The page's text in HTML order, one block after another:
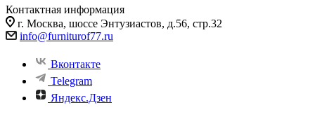
Контактная информация
г. Москва, шоссе Энтузиастов, д.56, стр.32
info@furniturof77.ru
Вконтакте
Telegram
Яндекс.Дзен